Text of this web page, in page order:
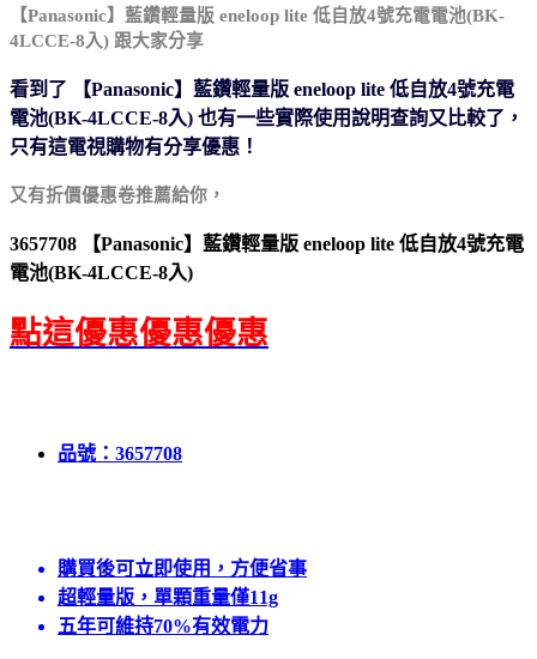
【Panasonic】藍鑽輕量版 eneloop lite 低自放4號充電電池(BK-
4LCCE-8入) 跟大家分享
看到了 【Panasonic】藍鑽輕量版 eneloop lite 低自放4號充電
電池(BK-4LCCE-8入) 也有一些實際使用說明查詢又比較了，
只有這電視購物有分享優惠！
又有折價優惠卷推薦給你，
3657708 【Panasonic】藍鑽輕量版 eneloop lite 低自放4號充電
電池(BK-4LCCE-8入)
點這優惠優惠優惠
品號：3657708
購買後可立即使用，方便省事
超輕量版，單顆重量僅11g
五年可維持70%有效電力